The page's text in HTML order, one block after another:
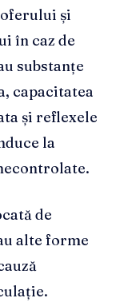
și
în caz de
substanțe
capacitatea
și reflexele
la
de
alte forme